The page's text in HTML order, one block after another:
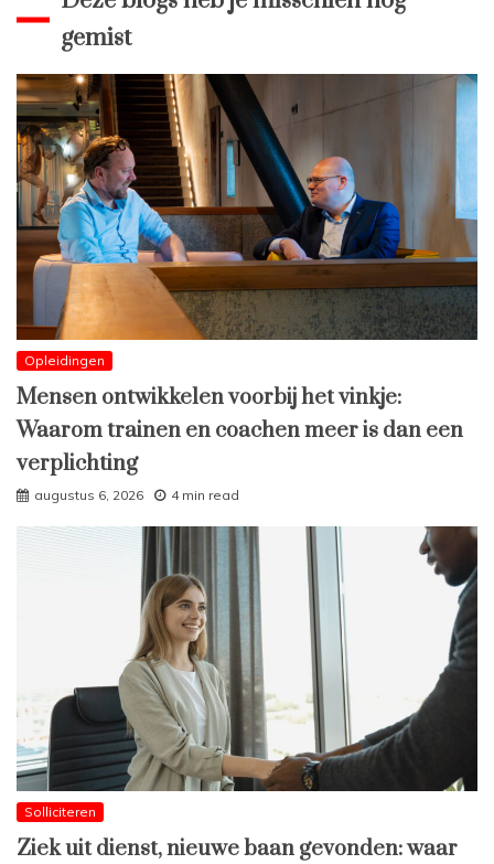
gemist
Opleidingen
Mensen ontwikkelen voorbij het vinkje:
Waarom trainen en coachen meer is dan een
verplichting
augustus 6, 2026 4 min read
Solliciteren
Ziek uit dienst, nieuwe baan gevonden: waar